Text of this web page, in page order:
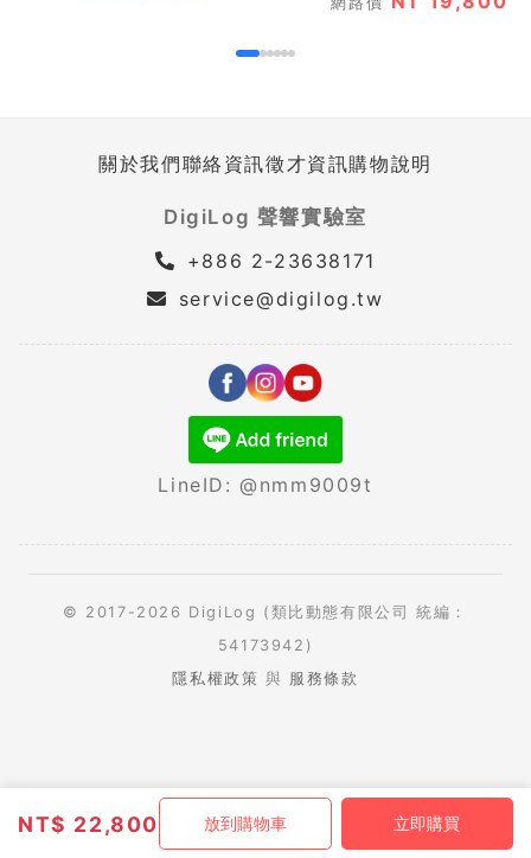
NT$ 22,800 放到購物車 立即購買
關於我們聯絡資訊徵才資訊購物說明
DigiLog 聲響實驗室
+886 2-23638171
service@digilog.tw
LineID: @nmm9009t
© 2017-2026 DigiLog (類比動態有限公司 統編：
54173942)
隱私權政策 與 服務條款